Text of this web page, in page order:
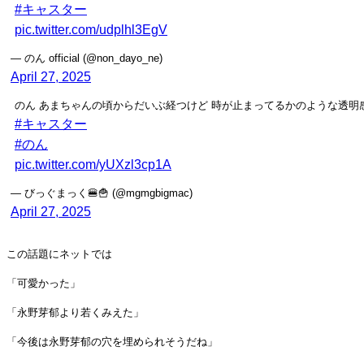
#キャスター
pic.twitter.com/udplhl3EgV
— のん official (@non_dayo_ne)
April 27, 2025
のん あまちゃんの頃からだいぶ経つけど 時が止まってるかのような透明
#キャスター
#のん
pic.twitter.com/yUXzl3cp1A
— びっぐまっく🍔🍟 (@mgmgbigmac)
April 27, 2025
この話題にネットでは
「可愛かった」
「永野芽郁より若くみえた」
「今後は永野芽郁の穴を埋められそうだね」